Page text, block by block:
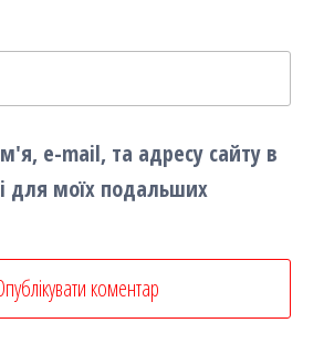
e-mail, та адресу сайту в
для моїх подальших